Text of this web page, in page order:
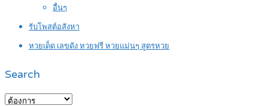
อื่นๆ
รับโพสต์อสังหา
หวยเด็ด เลขดัง หวยฟรี หวยแม่นๆ สูตรหวย
Search